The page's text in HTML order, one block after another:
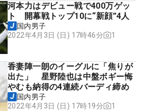
河本力はデビュー戦で400万ゲッ
ト 開幕戦トップ10に“新顔”4人
国内男子
2022年4月3日 (日) 17時46分
1
香妻陣一朗のイーグルに「焦りが
出た」 星野陸也は中盤ボギー悔
やむも納得の4連続バーディ締め
国内男子
2022年4月3日 (日) 17時19分
1